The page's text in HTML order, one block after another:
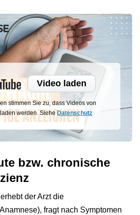
Video laden
stimmen Sie zu, dass Videos von
werden. SieheDatenschutz
bzw. chronische
der Arzt die
fragt nach Symptomen